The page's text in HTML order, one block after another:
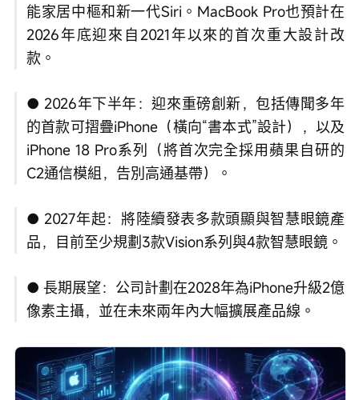
能家居中樞和新一代Siri。MacBook Pro也預計在
2026年底迎來自2021年以來的首次重大設計改
款。
● 2026年下半年：迎來重磅創新，包括傳聞多年
的首款可摺疊iPhone（橫向“書本式”設計），以及
iPhone 18 Pro系列（將首次完全採用蘋果自研的
C2通信模組，告別高通基帶）。
● 2027年起：將陸續發表多款頭顯與智慧眼鏡產
品，目前至少規劃3款Vision系列與4款智慧眼鏡。
● 長期展望：公司計劃在2028年為iPhone升級2億
像素主攝，並在未來兩年內大幅擴展產品線。